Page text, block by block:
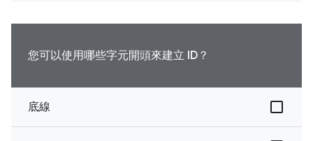
您可以使用哪些字元開頭來建立 ID？
底線